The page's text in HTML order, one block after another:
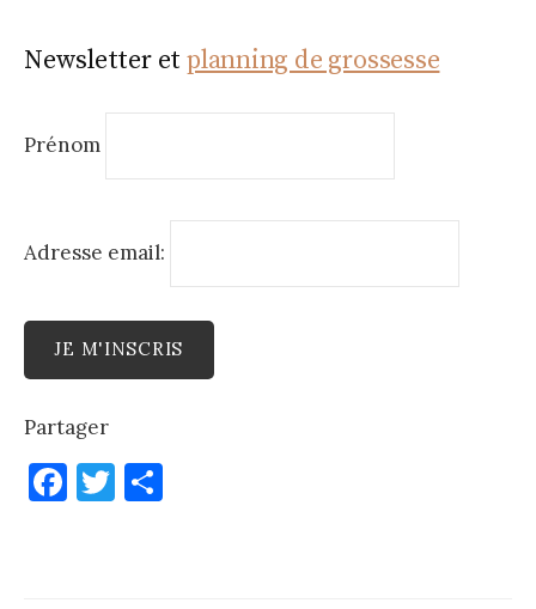
Newsletter et planning de grossesse
Prénom
Adresse email:
Partager
F T